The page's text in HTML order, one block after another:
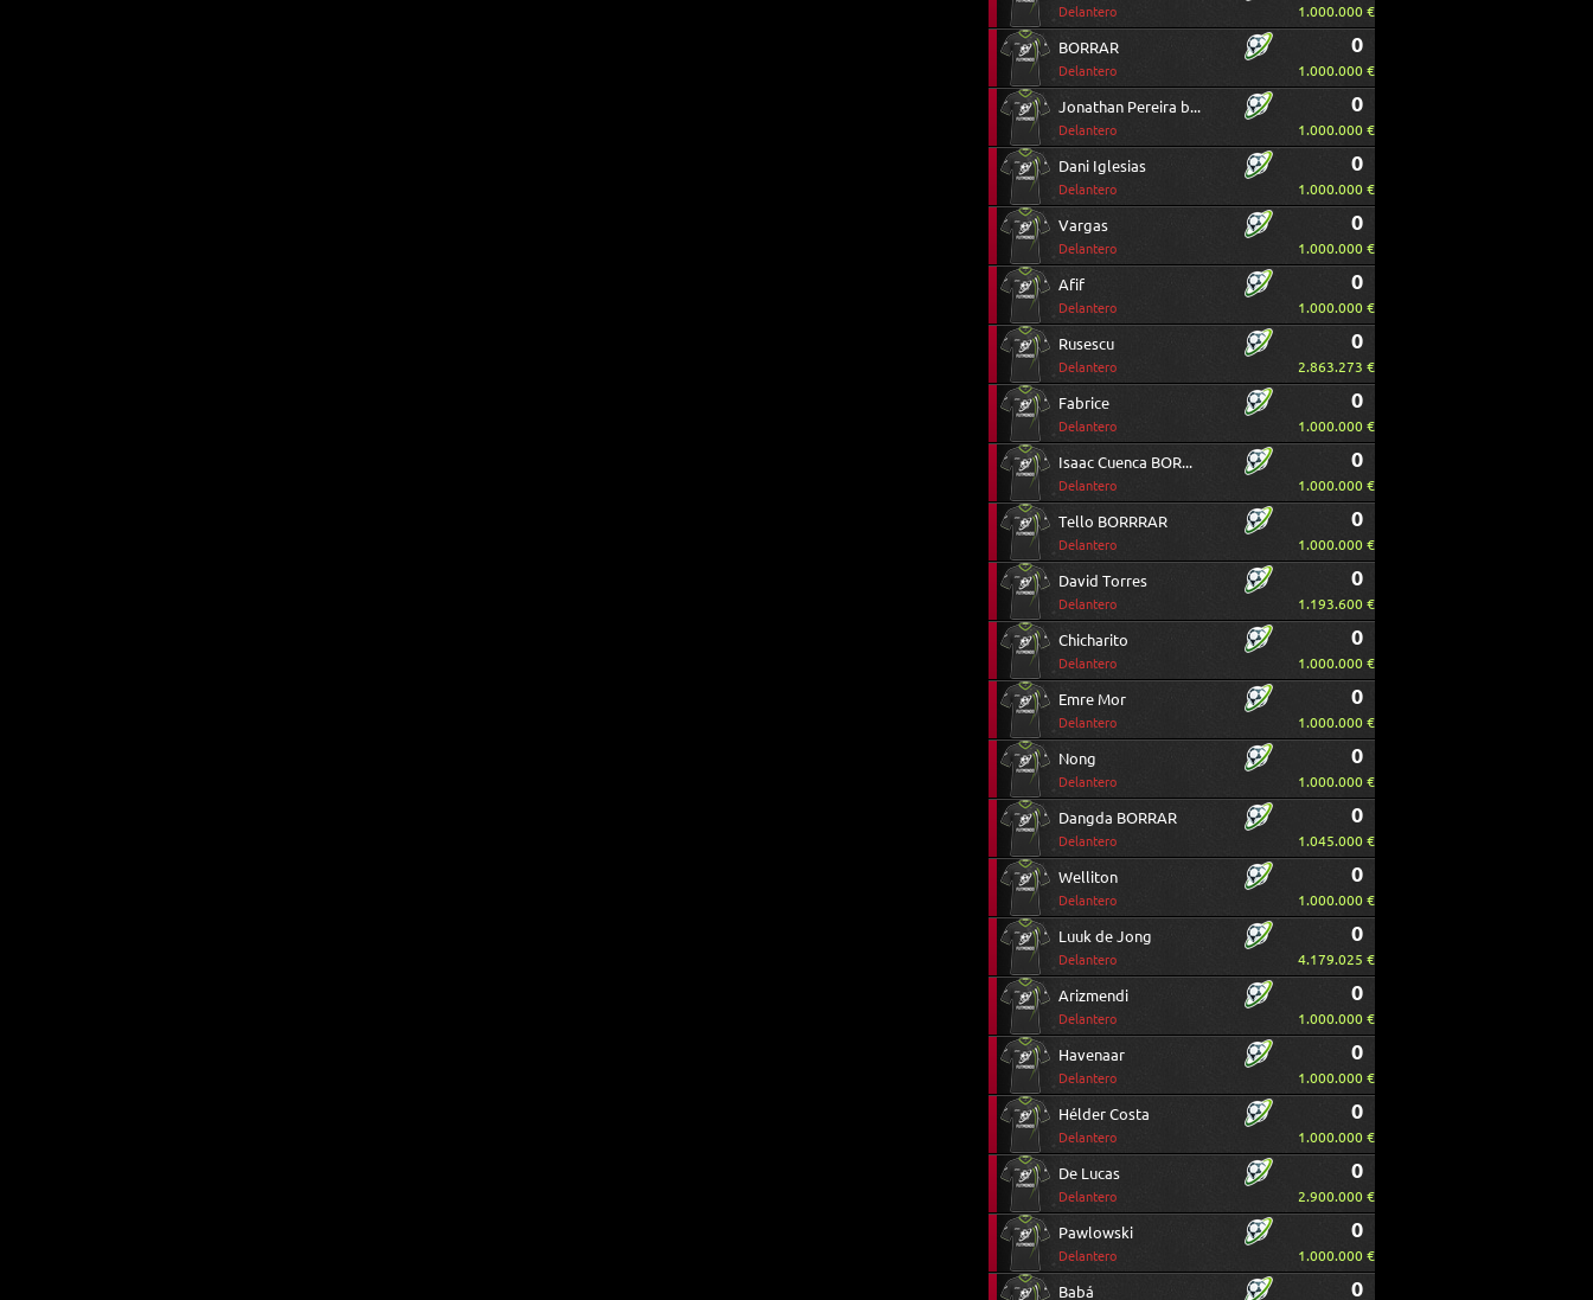
Delantero 1.000.000 €
BORRAR
Delantero
0
1.000.000 €
Jonathan Pereira borrar
Delantero
0
1.000.000 €
Dani Iglesias
Delantero
0
1.000.000 €
Vargas
Delantero
0
1.000.000 €
Afif
Delantero
0
1.000.000 €
Rusescu
Delantero
0
2.863.273 €
Fabrice
Delantero
0
1.000.000 €
Isaac Cuenca BORRAR
Delantero
0
1.000.000 €
Tello BORRRAR
Delantero
0
1.000.000 €
David Torres
Delantero
0
1.193.600 €
Chicharito
Delantero
0
1.000.000 €
Emre Mor
Delantero
0
1.000.000 €
Nong
Delantero
0
1.000.000 €
Dangda BORRAR
Delantero
0
1.045.000 €
Welliton
Delantero
0
1.000.000 €
Luuk de Jong
Delantero
0
4.179.025 €
Arizmendi
Delantero
0
1.000.000 €
Havenaar
Delantero
0
1.000.000 €
Hélder Costa
Delantero
0
1.000.000 €
De Lucas
Delantero
0
2.900.000 €
Pawlowski
Delantero
0
1.000.000 €
Babá 0